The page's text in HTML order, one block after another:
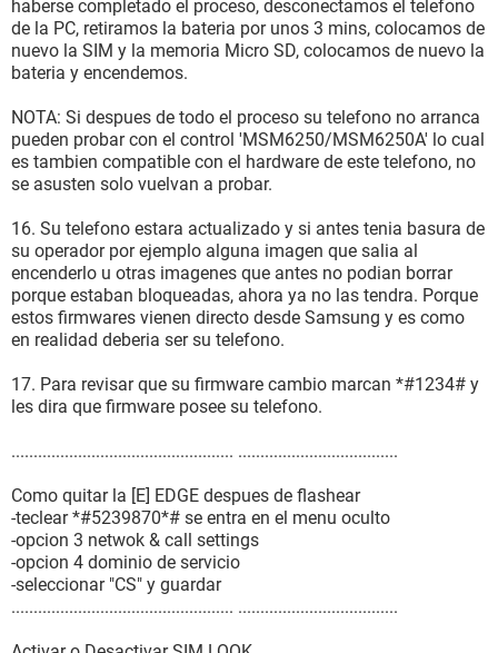
haberse completado el proceso, desconectamos el telefono
de la PC, retiramos la bateria por unos 3 mins, colocamos de
nuevo la SIM y la memoria Micro SD, colocamos de nuevo la
bateria y encendemos.
NOTA: Si despues de todo el proceso su telefono no arranca
pueden probar con el control 'MSM6250/MSM6250A' lo cual
es tambien compatible con el hardware de este telefono, no
se asusten solo vuelvan a probar.
16. Su telefono estara actualizado y si antes tenia basura de
su operador por ejemplo alguna imagen que salia al
encenderlo u otras imagenes que antes no podian borrar
porque estaban bloqueadas, ahora ya no las tendra. Porque
estos firmwares vienen directo desde Samsung y es como
en realidad deberia ser su telefono.
17. Para revisar que su firmware cambio marcan *#1234# y
les dira que firmware posee su telefono.
.................................................. ....................................
Como quitar la [E] EDGE despues de flashear
-teclear *#5239870*# se entra en el menu oculto
-opcion 3 netwok & call settings
-opcion 4 dominio de servicio
-seleccionar "CS" y guardar
.................................................. ....................................